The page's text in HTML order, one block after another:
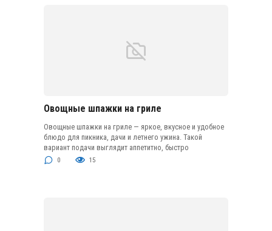
Овощные шпажки на гриле
Овощные шпажки на гриле — яркое, вкусное и удобное
блюдо для пикника, дачи и летнего ужина. Такой
вариант подачи выглядит аппетитно, быстро
0 15